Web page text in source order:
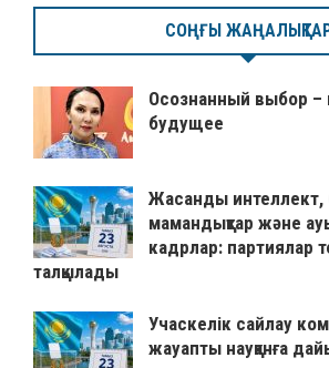
СОҢҒЫ
Осознанный выбор –
будущее
Жасанды интеллект,
мамандықтар және
кадрлар: партиялар
талқылады
Учаскелік сайлау
жауапты науқанға